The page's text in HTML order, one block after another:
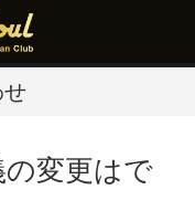
変更はで